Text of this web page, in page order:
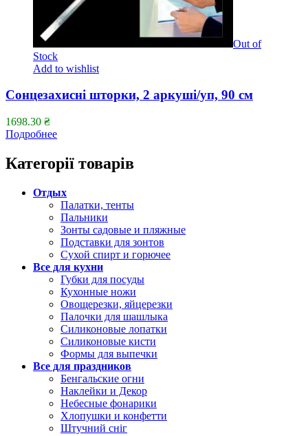
Out of
Stock
Add to wishlist
Сонцезахисні шторки, 2 аркуші/уп, 90 см
1698.30 ₴
Подробнее
Категорії товарів
Отдых
Палатки, тенты
Пальники
Зонты садовые и пляжные
Подставки для зонтов
Сухой спирт и горючее
Все для кухни
Губки для посуды
Кухонные ножи
Овощерезки, яйцерезки
Палочки для шашлыка
Силиконовые лопатки
Силиконовые кисти
Формы для выпечки
Все для праздников
Бенгальские огни
Наклейки и Декор
Небесные фонарики
Хлопушки и конфетти
Штучний сніг